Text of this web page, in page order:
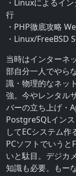
・Linuxによるイ
行
・PHP徹底攻略
・Linux/FreeBSD
当時はインターネ
部自分一人でやら
識・物理的なネッ
強。今やレンタル
バーの立ち上げ・
PostgreSQLイン
してECシステム作
PCソフトでいう
いと駄目。デジカ
知識も必要。もー